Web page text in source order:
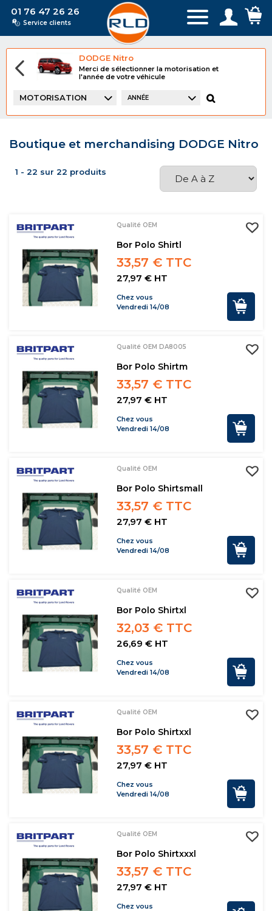
01 76 47 26 26
Service clients
DODGE Nitro
Merci de sélectionner la motorisation et
l'année de votre véhicule
MOTORISATION ANNÉE
Boutique et merchandising DODGE Nitro
1 - 22 sur 22 produits
Qualité OEM
Bor Polo Shirtl
33,57 € TTC
27,97 € HT
Chez vous
Vendredi 14/08
Qualité OEM DA8005
Bor Polo Shirtm
33,57 € TTC
27,97 € HT
Chez vous
Vendredi 14/08
Qualité OEM
Bor Polo Shirtsmall
33,57 € TTC
27,97 € HT
Chez vous
Vendredi 14/08
Qualité OEM
Bor Polo Shirtxl
32,03 € TTC
26,69 € HT
Chez vous
Vendredi 14/08
Qualité OEM
Bor Polo Shirtxxl
33,57 € TTC
27,97 € HT
Chez vous
Vendredi 14/08
Qualité OEM
Bor Polo Shirtxxxl
33,57 € TTC
27,97 € HT
Chez vous